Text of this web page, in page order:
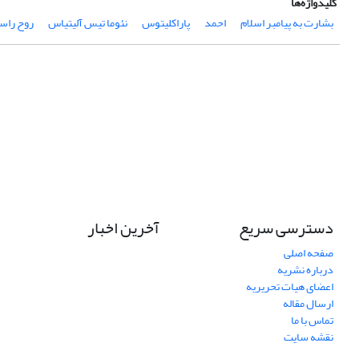
بشارت به پیامبر اسلام
احمد پاراکلیتوس نئوما تیس آلیتیاس روح
دسترسی سریع
صفحه اصلی
درباره نشریه
اعضای هیات تحریریه
ارسال مقاله
تماس با ما
نقشه سایت
آخرین اخبار